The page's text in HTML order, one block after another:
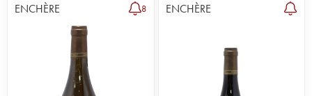
ENCHÈRE 8 ENCHÈRE